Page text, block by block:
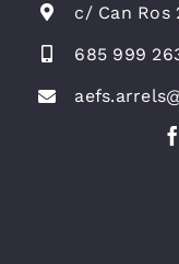
c/ Can Ros
685 999